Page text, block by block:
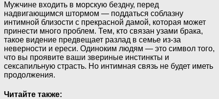
Мужчине входить в морскую бездну, перед
надвигающимся штормом — поддаться соблазну
интимной близости с прекрасной дамой, которая может
принести много проблем. Тем, кто связан узами брака,
такое видение предвещает разлад в семье из-за
неверности и ереси. Одиноким людям — это символ того,
что вы проявите ваши звериные инстинкты и
сексапильную страсть. Но интимная связь не будет иметь
продолжения.
Читайте также: